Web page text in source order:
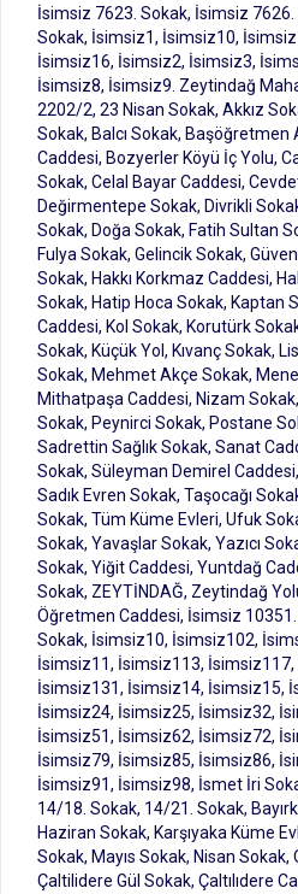
İsimsiz 7623. Sokak, İsimsiz
Sokak, İsimsiz1, İsimsiz10,
İsimsiz16, İsimsiz2, İsimsiz3,
İsimsiz8, İsimsiz9. Zeytindağ
2202/2, 23 Nisan Sokak, Akkız
Sokak, Balcı Sokak,
Caddesi, Bozyerler Köyü İç Yolu,
Sokak, Celal Bayar Caddesi,
Değirmentepe Sokak, Divrikli
Sokak, Doğa Sokak, Fatih Sultan
Fulya Sokak, Gelincik Sokak,
Sokak, Hakkı Korkmaz Caddesi,
Sokak, Hatip Hoca Sokak, Kaptan
Caddesi, Kol Sokak, Korutürk
Sokak, Küçük Yol, Kıvanç Sokak,
Sokak, Mehmet Akçe Sokak,
Mithatpaşa Caddesi, Nizam
Sokak, Peynirci Sokak, Postane
Sadrettin Sağlık Sokak, Sanat
Sokak, Süleyman Demirel
Sadık Evren Sokak, Taşocağı
Sokak, Tüm Küme Evleri, Ufuk
Sokak, Yavaşlar Sokak, Yazıcı
Sokak, Yiğit Caddesi, Yuntdağ
Sokak, ZEYTİNDAĞ, Zeytindağ
Öğretmen Caddesi, İsimsiz
Sokak, İsimsiz10, İsimsiz102,
İsimsiz11, İsimsiz113,
İsimsiz131, İsimsiz14, İsimsiz15,
İsimsiz24, İsimsiz25, İsimsiz32,
İsimsiz51, İsimsiz62, İsimsiz72,
İsimsiz79, İsimsiz85, İsimsiz86,
İsimsiz91, İsimsiz98, İsmet İri
14/18. Sokak, 14/21. Sokak,
Haziran Sokak, Karşıyaka Küme
Sokak, Mayıs Sokak, Nisan
Çaltilidere Gül Sokak, Çaltılıdere